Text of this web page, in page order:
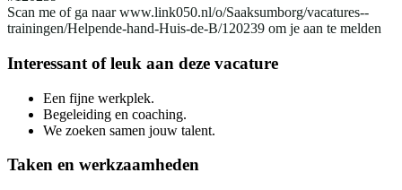
Scan me of ga naar www.link050.nl/o/Saaksumborg/vacatures--
trainingen/Helpende-hand-Huis-de-B/120239 om je aan te melden
Interessant of leuk aan deze vacature
Een fijne werkplek.
Begeleiding en coaching.
We zoeken samen jouw talent.
Taken en werkzaamheden